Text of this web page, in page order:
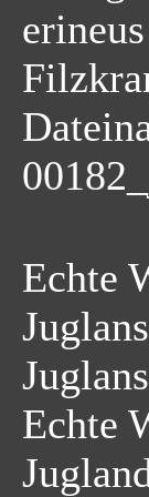
Echte
Echte